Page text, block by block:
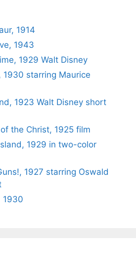
1914
1943
1929 Walt Disney
1930 starring Maurice
1923 Walt Disney short
the Christ, 1925 film
1929 in two-color
1927 starring Oswald
1930